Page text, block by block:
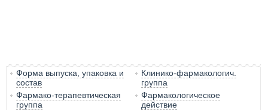
Форма выпуска, упаковка и
состав
Клинико-фармакологич.
группа
Фармако-терапевтическая
группа
Фармакологическое
действие